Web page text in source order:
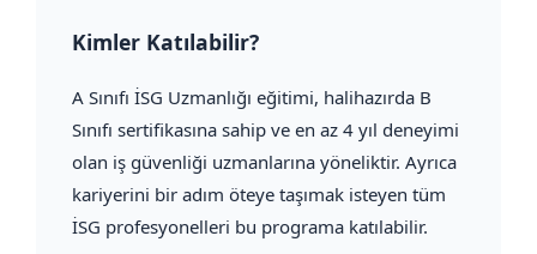
Kimler Katılabilir?
A Sınıfı İSG Uzmanlığı eğitimi, halihazırda B
Sınıfı sertifikasına sahip ve en az 4 yıl deneyimi
olan iş güvenliği uzmanlarına yöneliktir. Ayrıca
kariyerini bir adım öteye taşımak isteyen tüm
İSG profesyonelleri bu programa katılabilir.